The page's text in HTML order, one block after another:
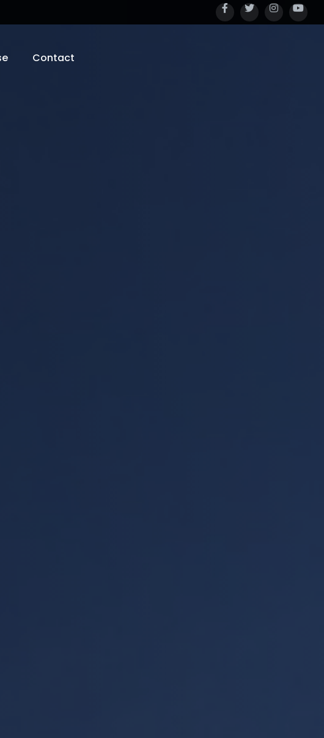
Contact